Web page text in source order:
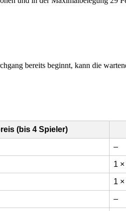
bereits beginnt, kann die
(bis 4 Spieler)
–
1
1
–